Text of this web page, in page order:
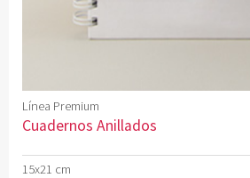
Línea Premium
Cuadernos Anillados
15x21 cm